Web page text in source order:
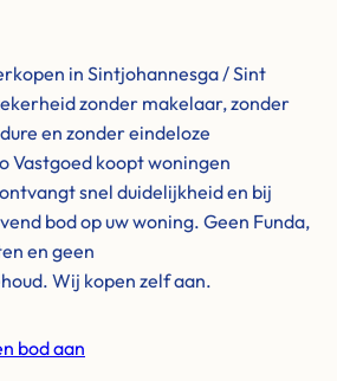
in Sintjohannesga / Sint
zonder makelaar, zonder
en zonder eindeloze
Vastgoed koopt woningen
snel duidelijkheid en bij
bod op uw woning. Geen Funda,
en geen
Wij kopen zelf aan.
bod aan